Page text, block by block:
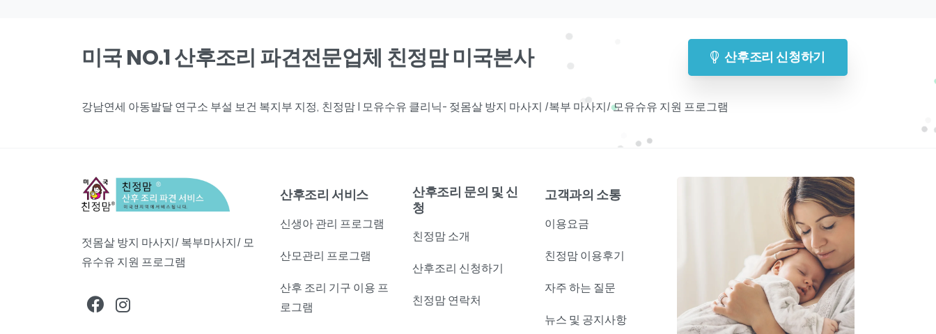
미국 NO.1 산후조리 파견전문업체 친정맘 미국본사 산후조리 신청하기
강남연세 아동발달 연구소 부설 보건 복지부 지정, 친정맘 | 모유수유 클리닉- 젖몸살 방지 마사지 /복부 마사지/ 모유슈유 지원 프로그램
젓몸살 방지 마사지/ 복부마사지/ 모
유수유 지원 프로그램
산후조리 서비스
신생아 관리 프로그램
산모관리 프로그램
산후 조리 기구 이용 프
로그램
산후조리 문의 및 신
청
친정맘 소개
산후조리 신청하기
친정맘 연락처
고객과의 소통
이용요금
친정맘 이용후기
자주 하는 질문
뉴스 및 공지사항